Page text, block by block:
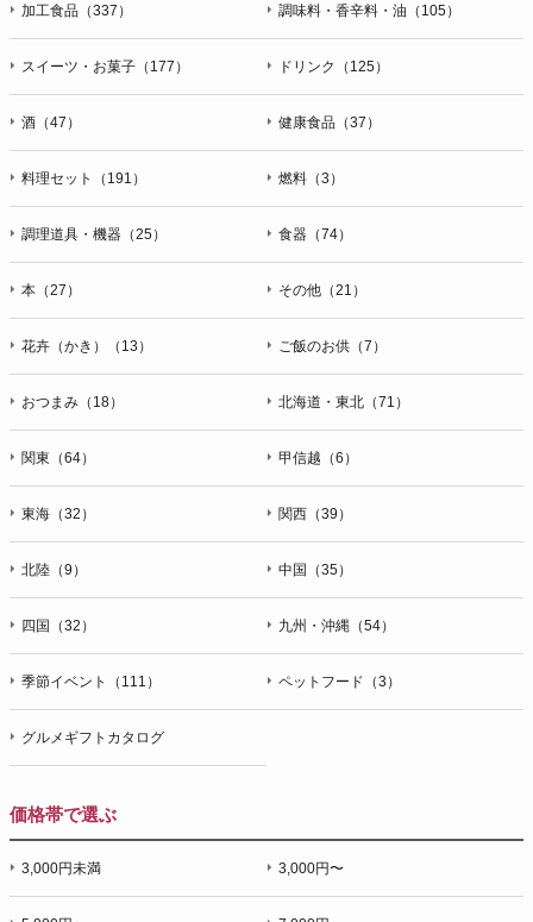
加工食品（337） 調味料・香辛料・油（105）
スイーツ・お菓子（177） ドリンク（125）
酒（47） 健康食品（37）
料理セット（191） 燃料（3）
調理道具・機器（25） 食器（74）
本（27） その他（21）
花卉（かき）（13） ご飯のお供（7）
おつまみ（18） 北海道・東北（71）
関東（64） 甲信越（6）
東海（32） 関西（39）
北陸（9） 中国（35）
四国（32） 九州・沖縄（54）
季節イベント（111） ペットフード（3）
グルメギフトカタログ
価格帯で選ぶ
3,000円未満 3,000円〜